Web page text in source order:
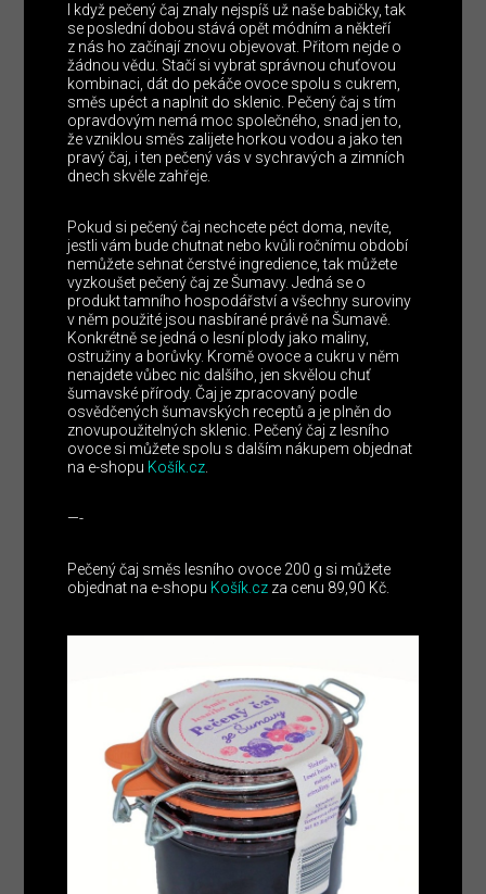
I když pečený čaj znaly nejspíš už naše babičky, tak
se poslední dobou stává opět módním a někteří
z nás ho začínají znovu objevovat. Přitom nejde o
žádnou vědu. Stačí si vybrat správnou chuťovou
kombinaci, dát do pekáče ovoce spolu s cukrem,
směs upéct a naplnit do sklenic. Pečený čaj s tím
opravdovým nemá moc společného, snad jen to,
že vzniklou směs zalijete horkou vodou a jako ten
pravý čaj, i ten pečený vás v sychravých a zimních
dnech skvěle zahřeje.
Pokud si pečený čaj nechcete péct doma, nevíte,
jestli vám bude chutnat nebo kvůli ročnímu období
nemůžete sehnat čerstvé ingredience, tak můžete
vyzkoušet pečený čaj ze Šumavy. Jedná se o
produkt tamního hospodářství a všechny suroviny
v něm použité jsou nasbírané právě na Šumavě.
Konkrétně se jedná o lesní plody jako maliny,
ostružiny a borůvky. Kromě ovoce a cukru v něm
nenajdete vůbec nic dalšího, jen skvělou chuť
šumavské přírody. Čaj je zpracovaný podle
osvědčených šumavských receptů a je plněn do
znovupoužitelných sklenic. Pečený čaj z lesního
ovoce si můžete spolu s dalším nákupem objednat
na e-shopu Košík.cz
—-
Pečený čaj směs lesního ovoce 200 g si můžete
objednat na e-shopu Košík.cz za cenu 89,90 Kč.